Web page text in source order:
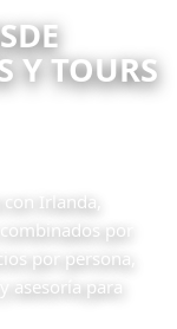
Y TOURS
Irlanda,
por
por persona,
asesoría para